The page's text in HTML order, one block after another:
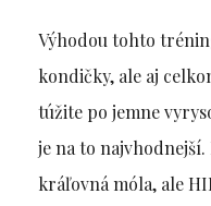
Výhodou tohto
kondičky, ale aj
túžite po jemne
je na to najvhodnejší.
kráľovná móla, ale